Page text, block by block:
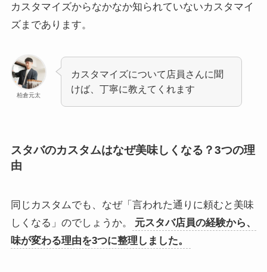
カスタマイズからなかなか知られていないカスタマイ
ズまであります。
柏倉元太
カスタマイズについて店員さんに聞
けば、丁寧に教えてくれます
スタバのカスタムはなぜ美味しくなる？3つの理
由
同じカスタムでも、なぜ「言われた通りに頼むと美味
しくなる」のでしょうか。
元スタバ店員の経験から、
味が変わる理由を3つに整理しました。